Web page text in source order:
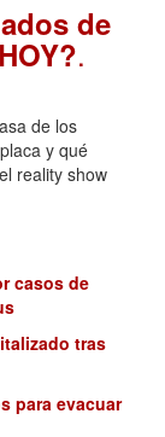
de
.
de los
y qué
reality show
casos de
tras
para evacuar